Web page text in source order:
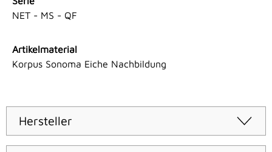
NET - MS - QF
Artikelmaterial
Korpus Sonoma Eiche Nachbildung
Hersteller